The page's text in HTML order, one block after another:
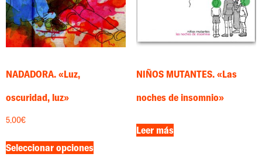
NADADORA. «Luz,
oscuridad, luz»
5.00€
Seleccionar opciones
NIÑOS MUTANTES. «Las
noches de insomnio»
Leer más